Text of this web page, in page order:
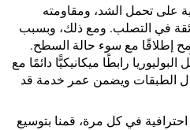
على تحمل الشد، ومقاومته
في التصلب. ومع ذلك، وبسبب
إطلاقًا مع سوء حالة السطح.
رابطًا ميكانيكيًّا دائمًا مع
الطبقات ويضمن عمر خدمة قد
في كل مرة، قمنا بتوسيع